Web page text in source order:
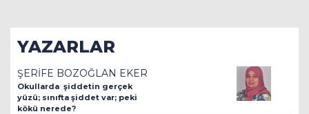
YAZARLAR
ŞERİFE BOZOĞLAN EKER
Okullarda şiddetin gerçek
yüzü; sınıfta şiddet var; peki
kökü nerede?